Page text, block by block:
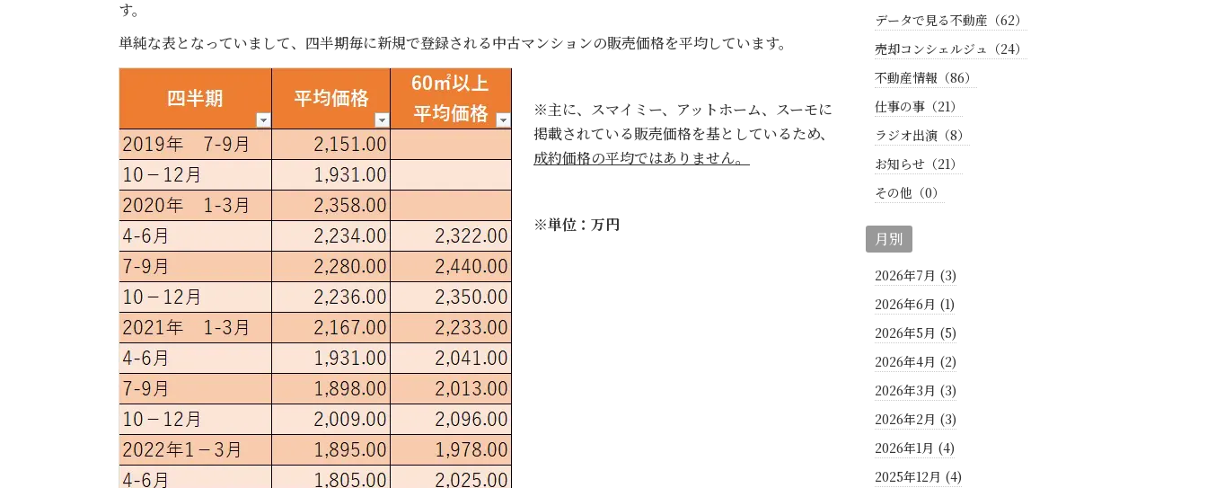
す。
単純な表となっていまして、四半期毎に新規で登録される中古マンションの販売価格を平均しています。
※主に、スマイミー、アットホーム、スーモに
掲載されている販売価格を基としているため、
成約価格の平均ではありません。
※単位：万円
データで見る不動産（62）
売却コンシェルジュ（24）
不動産情報（86）
仕事の事（21）
ラジオ出演（8）
お知らせ（21）
その他（0）
月別
2026年7月 (3)
2026年6月 (1)
2026年5月 (5)
2026年4月 (2)
2026年3月 (3)
2026年2月 (3)
2026年1月 (4)
2025年12月 (4)